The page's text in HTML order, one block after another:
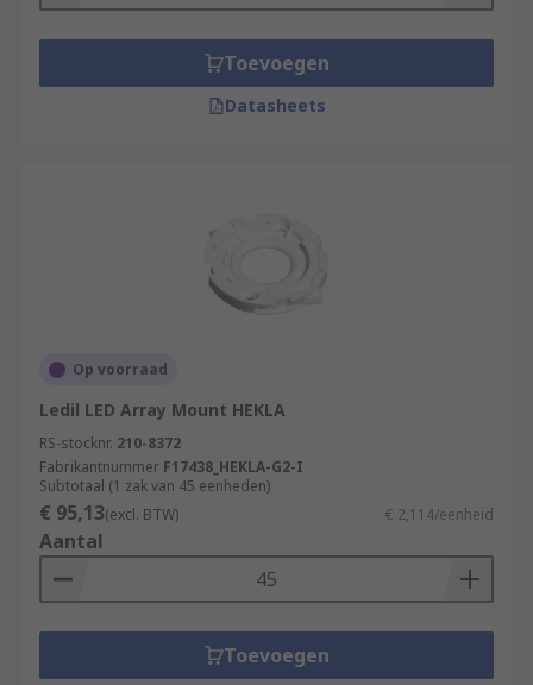
Toevoegen
Datasheets
Op voorraad
Ledil LED Array Mount HEKLA
RS-stocknr. 210-8372
Fabrikantnummer F17438_HEKLA-G2-I
Subtotaal (1 zak van 45 eenheden)
€ 95,13(excl. BTW) € 2,114/eenheid
Aantal
Toevoegen